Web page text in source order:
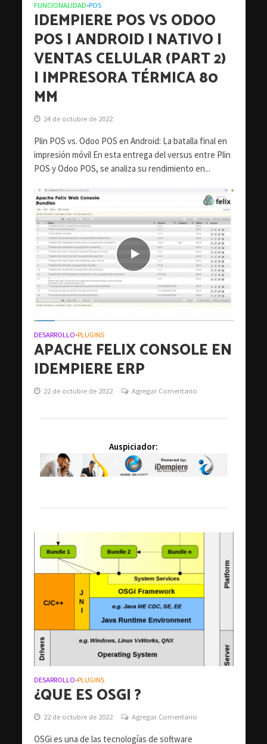
FUNCIONALIDAD•POS
IDEMPIERE POS VS ODOO
POS | ANDROID | NATIVO |
VENTAS CELULAR (PART 2)
| IMPRESORA TÉRMICA 80
MM
24 de octubre de 2022
Plin POS vs. Odoo POS en Android: La batalla final en
impresión móvil En esta entrega del versus entre Plin
POS y Odoo POS, se analiza su rendimiento en...
DESARROLLO•PLUGINS
APACHE FELIX CONSOLE EN
IDEMPIERE ERP
22 de octubre de 2022 Agregar Comentario
Auspiciador:
DESARROLLO•PLUGINS
¿QUE ES OSGI ?
22 de octubre de 2022 Agregar Comentario
OSGi es una de las tecnologías de software